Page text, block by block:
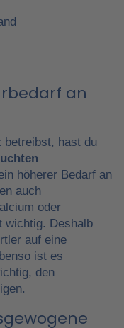
an
betreibst, hast du
höherer Bedarf an
auch
oder
wichtig. Deshalb
auf eine
ist es
den